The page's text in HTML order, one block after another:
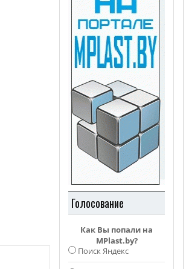
Голосование
Как Вы попали на
MPlast.by?
Поиск Яндекс